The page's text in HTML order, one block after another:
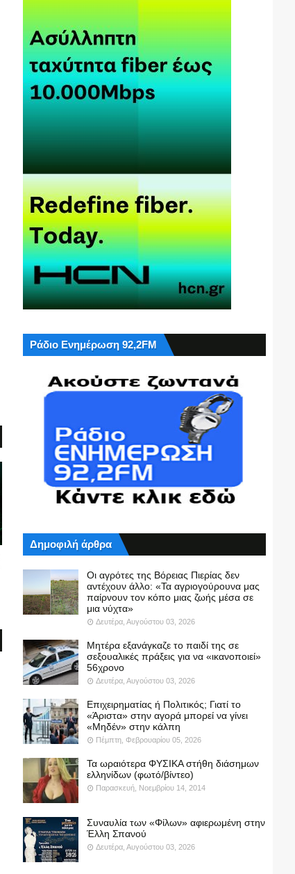
Ράδιο Ενημέρωση 92,2FM
Δημοφιλή άρθρα
Οι αγρότες της Βόρειας Πιερίας δεν
αντέχουν άλλο: «Τα αγριογούρουνα μας
παίρνουν τον κόπο μιας ζωής μέσα σε
μια νύχτα»
Δευτέρα, Αυγούστου 03, 2026
Μητέρα εξανάγκαζε το παιδί της σε
σεξουαλικές πράξεις για να «ικανοποιεί»
56χρονο
Δευτέρα, Αυγούστου 03, 2026
Επιχειρηματίας ή Πολιτικός; Γιατί το
«Άριστα» στην αγορά μπορεί να γίνει
«Μηδέν» στην κάλπη
Πέμπτη, Φεβρουαρίου 05, 2026
Τα ωραιότερα ΦΥΣΙΚΑ στήθη διάσημων
ελληνίδων (φωτό/βίντεο)
Παρασκευή, Νοεμβρίου 14, 2014
Συναυλία των «Φίλων» αφιερωμένη στην
Έλλη Σπανού
Δευτέρα, Αυγούστου 03, 2026